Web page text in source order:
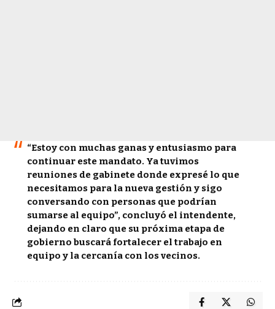
“Estoy con muchas ganas y entusiasmo para
continuar este mandato. Ya tuvimos
reuniones de gabinete donde expresé lo que
necesitamos para la nueva gestión y sigo
conversando con personas que podrían
sumarse al equipo”, concluyó el intendente,
dejando en claro que su próxima etapa de
gobierno buscará fortalecer el trabajo en
equipo y la cercanía con los vecinos.